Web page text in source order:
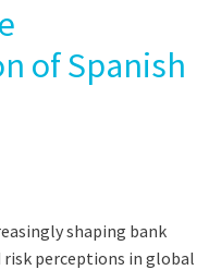
of Spanish
shaping bank
perceptions in global